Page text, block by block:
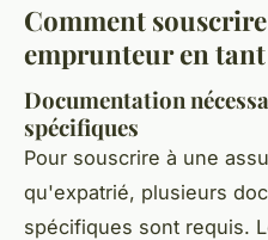
Comment
emprunteur en
Documentation
spécifiques
Pour souscrire à une
qu'expatrié, plusieurs
spécifiques sont requis.